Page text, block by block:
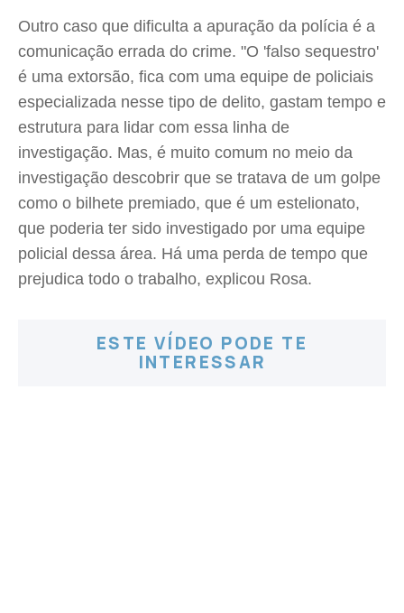
Outro caso que dificulta a apuração da polícia é a
comunicação errada do crime. "O 'falso sequestro'
é uma extorsão, fica com uma equipe de policiais
especializada nesse tipo de delito, gastam tempo e
estrutura para lidar com essa linha de
investigação. Mas, é muito comum no meio da
investigação descobrir que se tratava de um golpe
como o bilhete premiado, que é um estelionato,
que poderia ter sido investigado por uma equipe
policial dessa área. Há uma perda de tempo que
prejudica todo o trabalho, explicou Rosa.
ESTE VÍDEO PODE TE
INTERESSAR